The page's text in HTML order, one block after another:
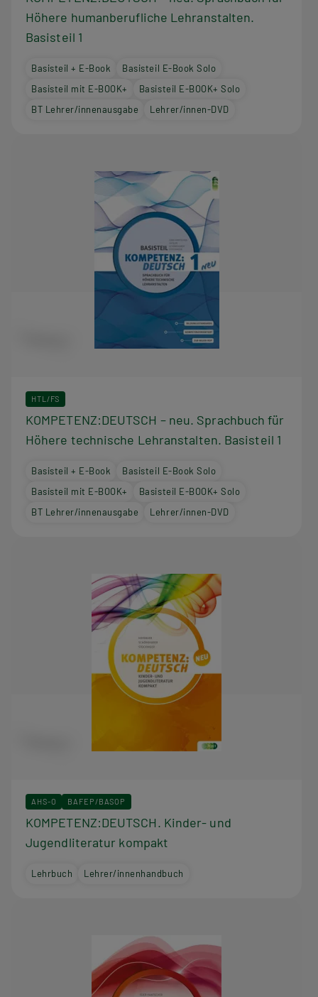
Höhere humanberufliche Lehranstalten.
Basisteil 1
Basisteil + E-Book
Basisteil E-Book Solo
Basisteil mit E-BOOK+
Basisteil E-BOOK+ Solo
BT Lehrer/innenausgabe
Lehrer/innen-DVD
HTL/FS
KOMPETENZ:DEUTSCH – neu. Sprachbuch für
Höhere technische Lehranstalten. Basisteil 1
Basisteil + E-Book
Basisteil E-Book Solo
Basisteil mit E-BOOK+
Basisteil E-BOOK+ Solo
BT Lehrer/innenausgabe
Lehrer/innen-DVD
AHS-O BAFEP/BASOP
KOMPETENZ:DEUTSCH. Kinder- und
Jugendliteratur kompakt
Lehrbuch Lehrer/innenhandbuch